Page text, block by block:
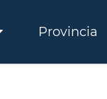
Provincia